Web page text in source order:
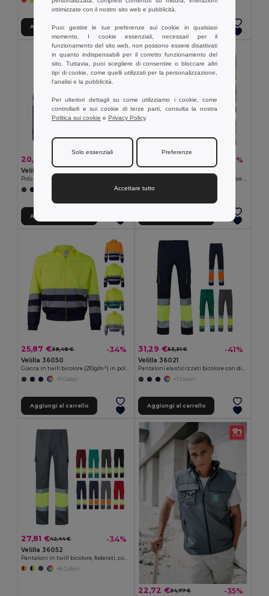
Aggiungi al carrello Aggiungi al carrello
20,71 €
Velilla 36139
Aggiungi al carrello
-39%
Pantaloni in twill bicolore con diverse tasche (210g/m²), in cotone (20%) e poliestere (80%)
25,87 €39,48 € -34%
Velilla 36050
Giacca in twill bicolore (210g/m²) in poliestere (80%) e cotone (20%)
+1 Colori
Aggiungi al carrello
31,29 €53,31 € -41%
Velilla 36021
Pantaloni elasticizzati bicolore con diverse tasche (240g/m²), in cotone (46%), EME (38%) e poliestere (16%)
+1 Colori
Aggiungi al carrello
27,81 €42,44 € -34%
Velilla 36052
Pantaloni in twill bicolore, foderati, con diverse tasche, in cotone (20%) e poliestere (80%)
+6 Colori
22,72 €34,77 € -35%
ottimizzate con il nostro sito web e pubblicità.
Puoi gestire le tue preferenze sui cookie in qualsiasi
momento. I cookie essenziali, necessari per il
funzionamento del sito web, non possono essere disattivati
in quanto indispensabili per il corretto funzionamento del
sito. Tuttavia, puoi scegliere di consentire o bloccare altri
tipi di cookie, come quelli utilizzati per la personalizzazione,
l'analisi e la pubblicità.
Per ulteriori dettagli su come utilizziamo i cookie, come
controllarli e sui cookie di terze parti, consulta la nostra
Politica sui cookie e Privacy Policy.
Solo essenziali Preferenze
Accettare tutto